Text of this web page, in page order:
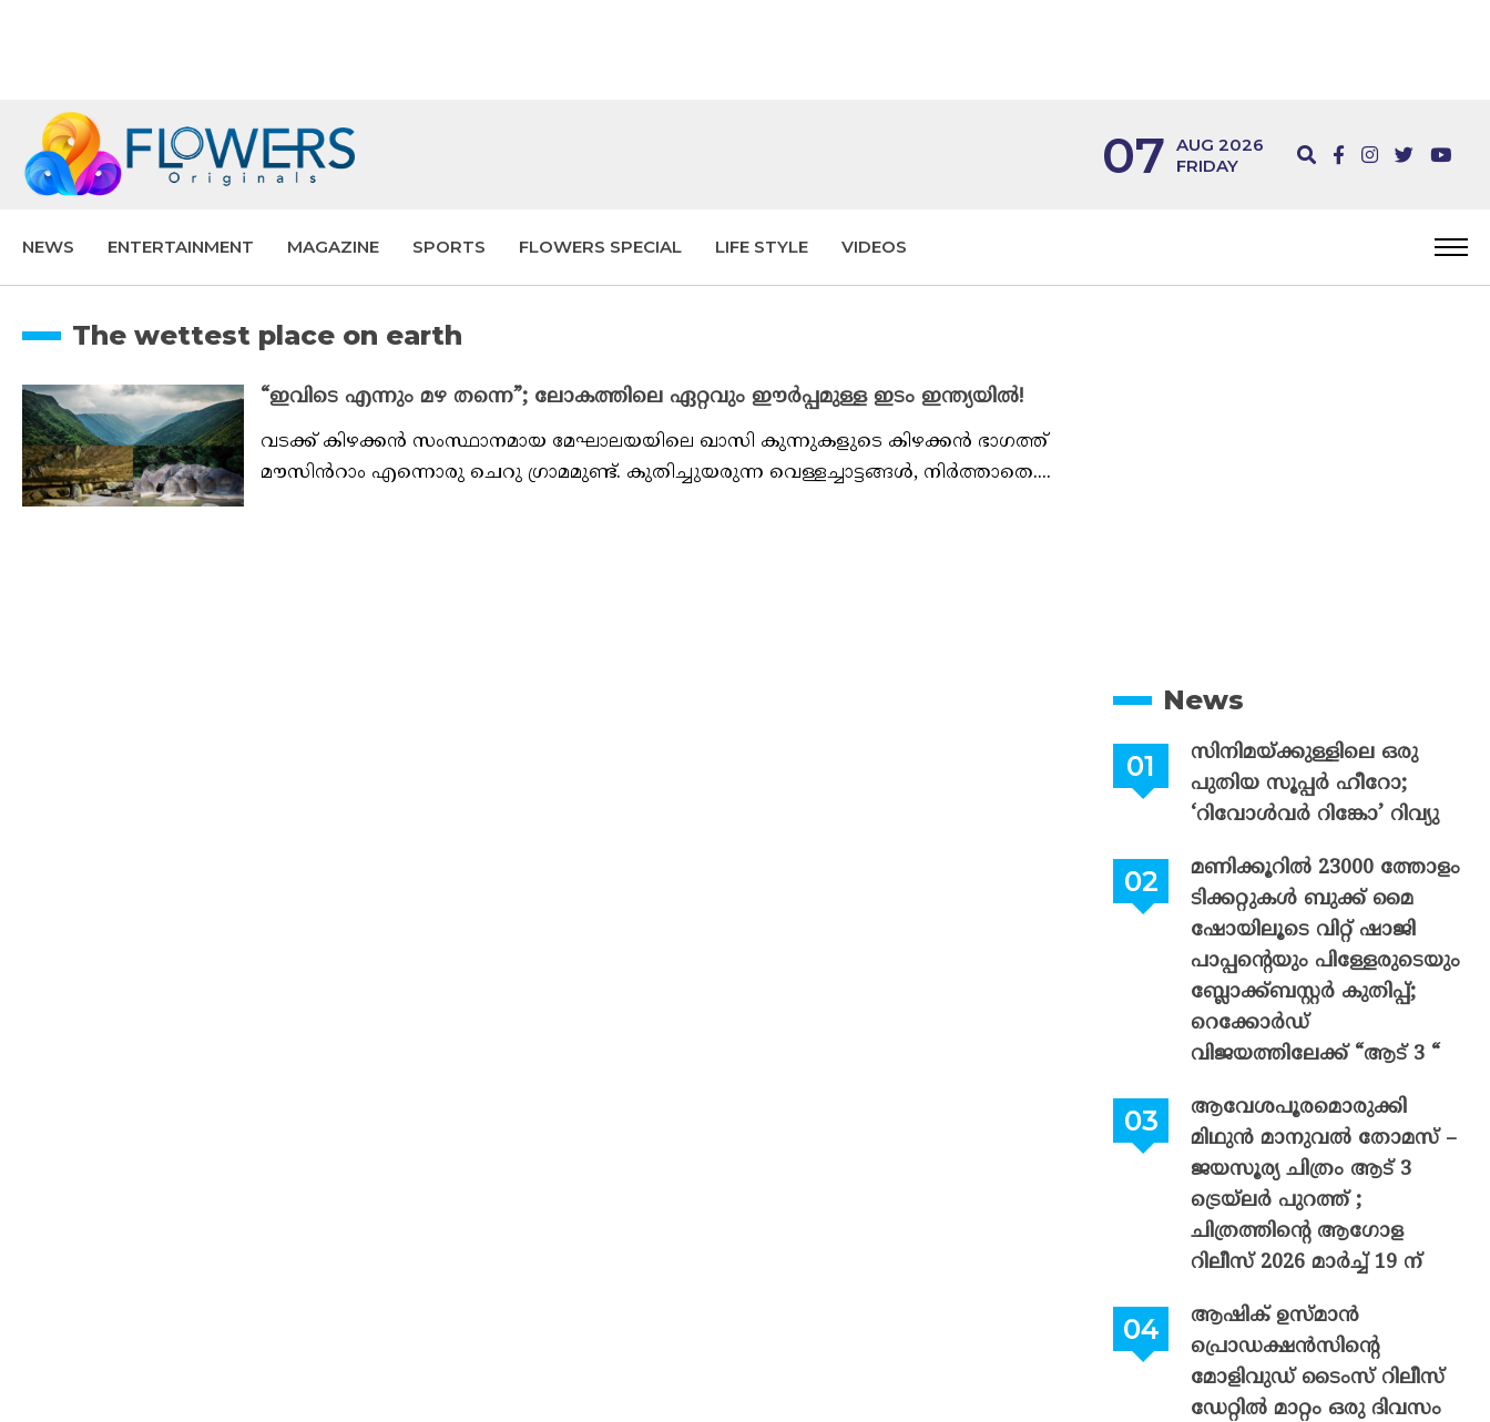
07 AUG 2026
FRIDAY
NEWS ENTERTAINMENT MAGAZINE SPORTS FLOWERS SPECIAL LIFE STYLE VIDEOS
The wettest place on earth
“ഇവിടെ എന്നും മഴ തന്നെ”; ലോകത്തിലെ ഏറ്റവും ഈർപ്പമുള്ള ഇടം ഇന്ത്യയിൽ!
വടക്ക് കിഴക്കൻ സംസ്ഥാനമായ മേഘാലയയിലെ ഖാസി കുന്നുകളുടെ കിഴക്കൻ ഭാഗത്ത്
മൗസിൻറാം എന്നൊരു ചെറു ഗ്രാമമുണ്ട്. കുതിച്ചുയരുന്ന വെള്ളച്ചാട്ടങ്ങൾ, നിർത്താതെ....
News
സിനിമയ്ക്കുള്ളിലെ ഒരു
പുതിയ സൂപ്പർ ഹീറോ;
‘റിവോൾവർ റിങ്കോ’ റിവ്യു
മണിക്കൂറിൽ 23000 ത്തോളം
ടിക്കറ്റുകൾ ബുക്ക് മൈ
ഷോയിലൂടെ വിറ്റ് ഷാജി
പാപ്പന്റെയും പിള്ളേരുടെയും
ബ്ലോക്ക്ബസ്റ്റർ കുതിപ്പ്;
റെക്കോർഡ്
വിജയത്തിലേക്ക് “ആട് 3 “
ആവേശപൂരമൊരുക്കി
മിഥുൻ മാനുവൽ തോമസ് –
ജയസൂര്യ ചിത്രം ആട് 3
ട്രെയ്‌ലർ പുറത്ത് ;
ചിത്രത്തിന്റെ ആഗോള
റിലീസ് 2026 മാർച്ച് 19 ന്
ആഷിക് ഉസ്മാൻ
പ്രൊഡക്ഷൻസിന്റെ
മോളിവുഡ് ടൈംസ് റിലീസ്
ഡേറ്റിൽ മാറ്റം ഒരു ദിവസം